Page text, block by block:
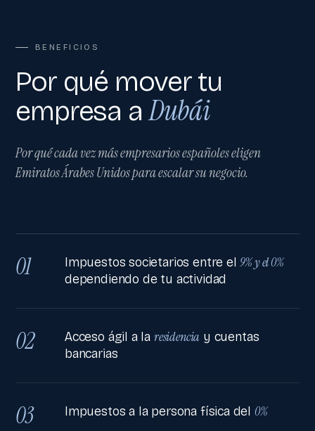
BENEFICIOS
Por qué mover tu
empresa aDubái
Por qué cada vez más empresarios españoles eligen
Emiratos Árabes Unidos para escalar su negocio.
01 Impuestos societarios entre el9% y el 0%
dependiendo de tu actividad
02 Acceso ágil a la residencia y cuentas
bancarias
03 Impuestos a la persona física del 0%